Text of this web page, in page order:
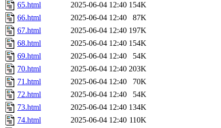
65.html
2025-06-04 12:40 154K
66.html
2025-06-04 12:40
87K
67.html
2025-06-04 12:40 197K
68.html
2025-06-04 12:40 154K
69.html
2025-06-04 12:40
54K
70.html
2025-06-04 12:40 203K
71.html
2025-06-04 12:40
70K
72.html
2025-06-04 12:40
54K
73.html
2025-06-04 12:40 134K
74.html
2025-06-04 12:40 110K